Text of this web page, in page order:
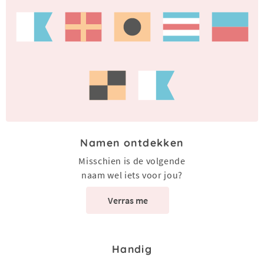
Namen ontdekken
Misschien is de volgende
naam wel iets voor jou?
Verras me
Handig